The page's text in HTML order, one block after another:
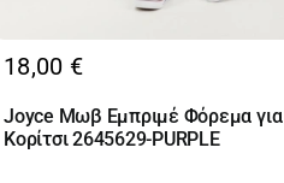
18,00 €
Joyce Μωβ Εμπριμέ Φόρεμα για
Κορίτσι 2645629-PURPLE